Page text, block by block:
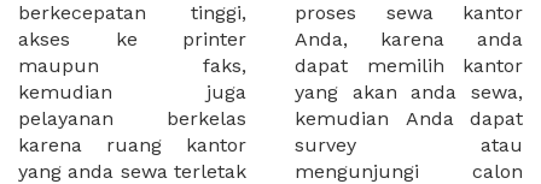
berkecepatan tinggi,
akses ke printer
maupun faks,
kemudian juga
pelayanan berkelas
karena ruang kantor
yang anda sewa terletak
proses sewa kantor
Anda, karena anda
dapat memilih kantor
yang akan anda sewa,
kemudian Anda dapat
survey atau
mengunjungi calon